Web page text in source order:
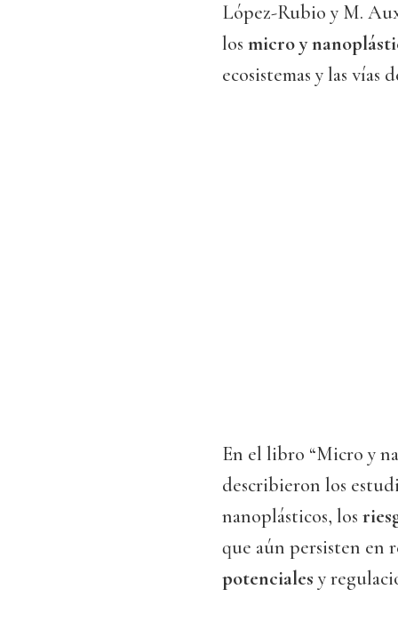
López-Rubio y M.
los micro y
ecosistemas y las vías
En el libro “Micro y
describieron los
nanoplásticos, los
que aún persisten en
potenciales y